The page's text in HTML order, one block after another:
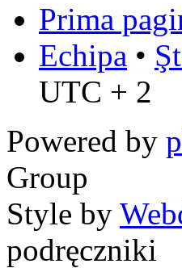
Prima
Echipa •
UTC + 2
Powered by
Group
Style by
podręczniki